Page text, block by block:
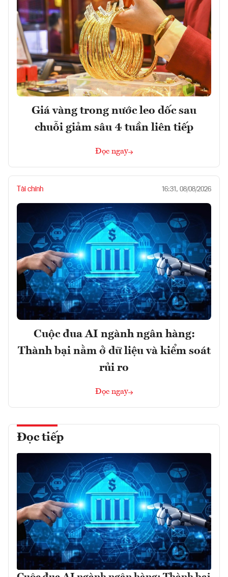
Giá vàng trong nước leo dốc sau
chuỗi giảm sâu 4 tuần liên tiếp
Đọc ngay
Tài chính 16:31, 08/08/2026
Cuộc đua AI ngành ngân hàng:
Thành bại nằm ở dữ liệu và kiểm soát
rủi ro
Đọc ngay
Đọc tiếp